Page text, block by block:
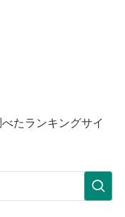
たランキングサイ